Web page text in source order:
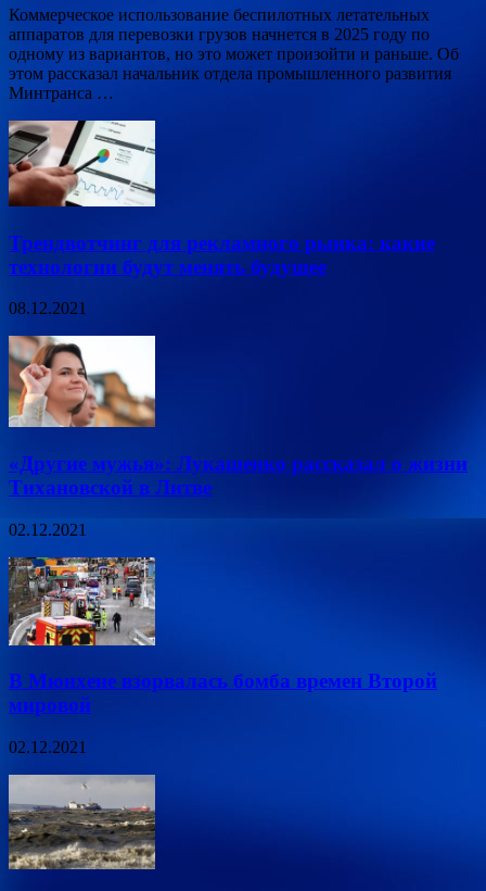
Коммерческое использование беспилотных летательных
аппаратов для перевозки грузов начнется в 2025 году по
одному из вариантов, но это может произойти и раньше. Об
этом рассказал начальник отдела промышленного развития
Минтранса …
Трендвотчинг для рекламного рынка: какие
технологии будут менять будущее
08.12.2021
«Другие мужья»: Лукашенко рассказал о жизни
Тихановской в Литве
02.12.2021
В Мюнхене взорвалась бомба времен Второй
мировой
02.12.2021